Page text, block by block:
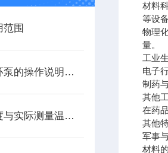
范围
低温冷却液循环泵的操作说明和注意事项
低温恒温槽温度与实际测量温度误差允许范围
材料
等设
物理
量。
工业
电子
制药
其他
在药
其他
军事
材料